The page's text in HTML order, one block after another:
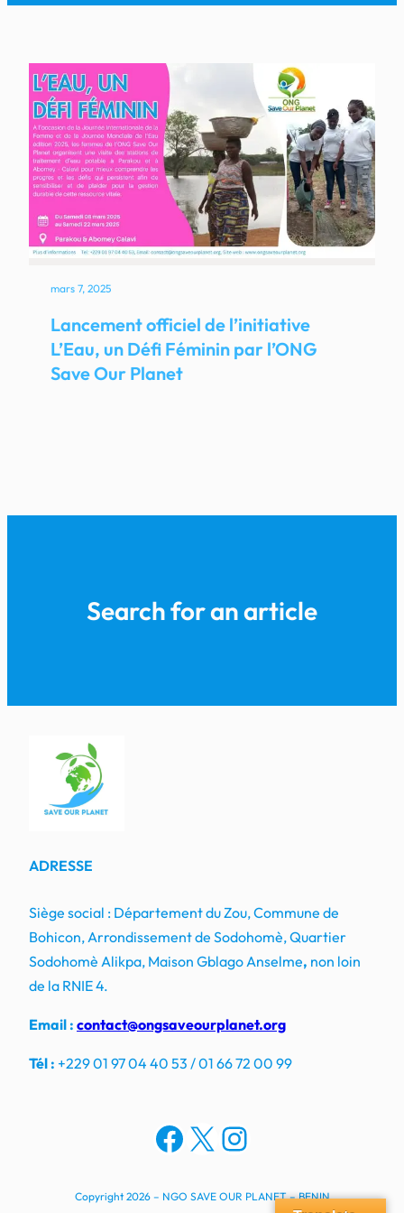
mars 7, 2025
Lancement officiel de l’initiative
L’Eau, un Défi Féminin par l’ONG
Save Our Planet
Search for an article
ADRESSE
Siège social : Département du Zou, Commune de
Bohicon, Arrondissement de Sodohomè, Quartier
Sodohomè Alikpa, Maison Gblago Anselme, non loin
de la RNIE 4.
Email : contact@ongsaveourplanet.org
Tél : +229 01 97 04 40 53 / 01 66 72 00 99
Facebook
X Instagram
Copyright 2026 – NGO SAVE OUR PLANET – BENIN